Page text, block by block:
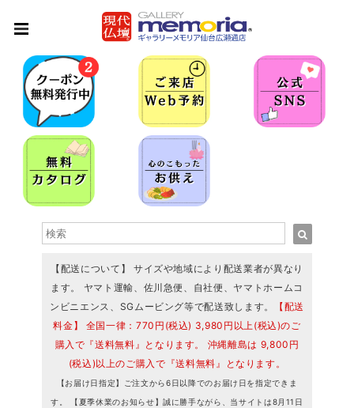
【配送について】 サイズや地域により配送業者が異なり
ます。 ヤマト運輸、佐川急便、自社便、ヤマトホームコ
ンビニエンス、SGムービング等で配送致します。
【配送
料金】 全国一律：770円(税込) 3,980円以上(税込)のご
購入で『送料無料』となります。 沖縄離島は 9,800円
(税込)以上のご購入で『送料無料』となります。
【お届け日指定】ご注文から6日以降でのお届け日を指定できま
す。 【夏季休業のお知らせ】誠に勝手ながら、当サイトは8月11日